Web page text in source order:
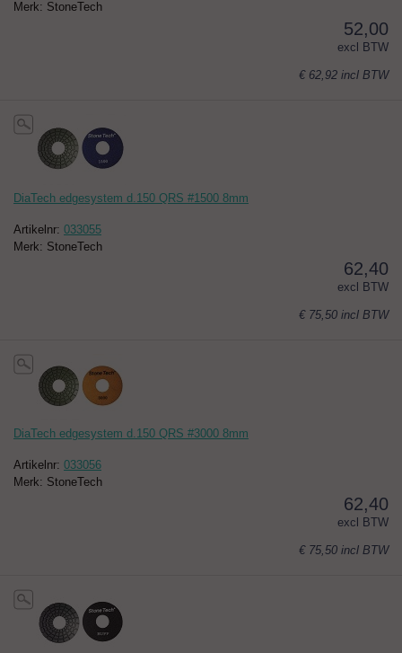
Merk: StoneTech
52,00
excl BTW
€ 62,92 incl BTW
DiaTech edgesystem d.150 QRS #1500 8mm
Artikelnr: 033055
Merk: StoneTech
62,40
excl BTW
€ 75,50 incl BTW
DiaTech edgesystem d.150 QRS #3000 8mm
Artikelnr: 033056
Merk: StoneTech
62,40
excl BTW
€ 75,50 incl BTW